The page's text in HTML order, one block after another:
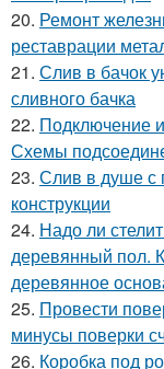
20. Ремонт
реставрации
21. Слив в бачок
сливного бачка
22. Подключение
Схемы
23. Слив в душе с
конструкции
24. Надо ли
деревянный пол.
деревянное
25. Провести
минусы поверки
26. Коробка под